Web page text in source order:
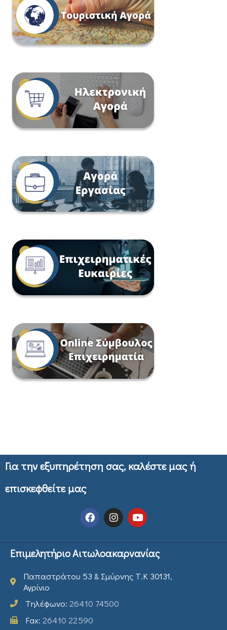
Για την εξυπηρέτηση σας, καλέστε μας ή
επισκεφθείτε μας
Επιμελητήριο Αιτωλοακαρνανίας
Παπαστράτου 53 & Σμύρνης Τ.Κ 30131,
Αγρίνιο
Τηλέφωνο: 26410 74500
Fax: 26410 22590